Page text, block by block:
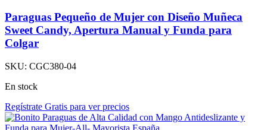
Paraguas Pequeño de Mujer con Diseño Muñeca
Sweet Candy, Apertura Manual y Funda para
Colgar
SKU: CGC380-04
En stock
Regístrate Gratis para ver precios